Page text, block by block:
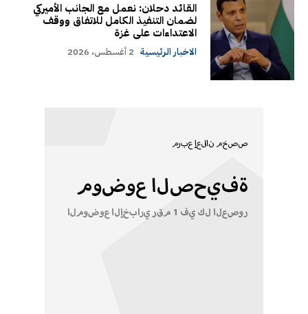
القائد دحلان: نعمل مع الجانب الأميركي
لضمان التنفيذ الكامل للاتفاق ووقف
الاعتداءات على غزة
الاخبار الرئيسية 2 أغسطس، 2026